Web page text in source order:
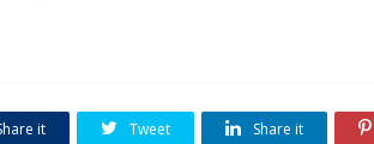
it Tweet Share it